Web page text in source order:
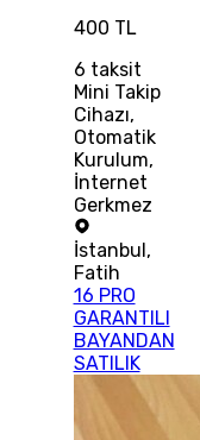
400 TL
6 taksit
Mini Takip
Cihazı,
Otomatik
Kurulum,
İnternet
Gerkmez
İstanbul ,
Fatih
16 PRO
GARANTILI
BAYANDAN
SATILIK